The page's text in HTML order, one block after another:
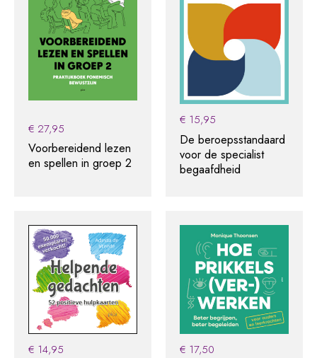
€ 27,95
Voorbereidend lezen
en spellen in groep 2
€ 15,95
De beroepsstandaard
voor de specialist
begaafdheid
€ 14,95 € 17,50